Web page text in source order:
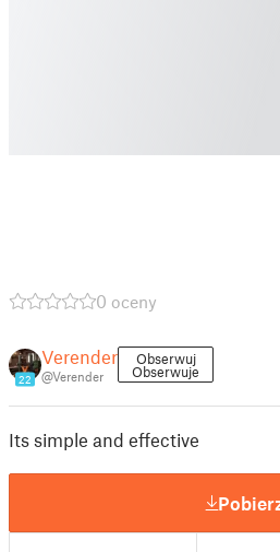
0 oceny
22
Verender
@Verender
Obserwuj
Obserwuje
Its simple and effective